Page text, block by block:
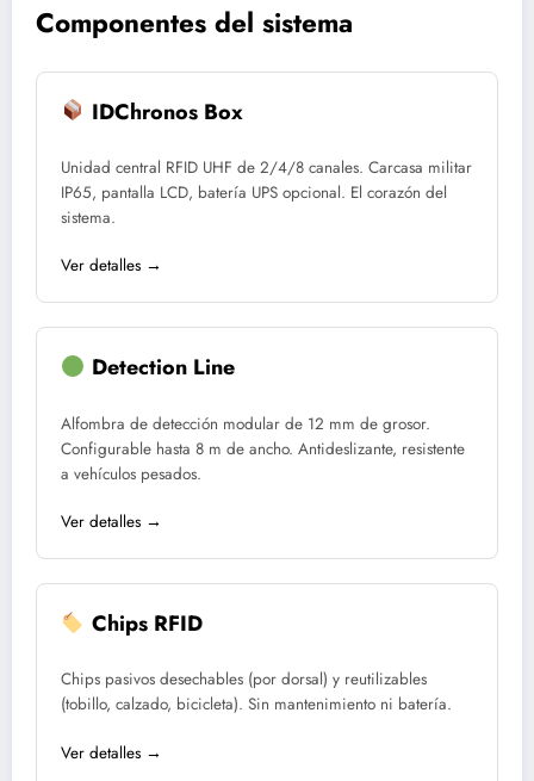
Componentes del sistema
IDChronos Box
Unidad central RFID UHF de 2/4/8 canales. Carcasa militar
IP65, pantalla LCD, batería UPS opcional. El corazón del
sistema.
Ver detalles →
Detection Line
Alfombra de detección modular de 12 mm de grosor.
Configurable hasta 8 m de ancho. Antideslizante, resistente
a vehículos pesados.
Ver detalles →
Chips RFID
Chips pasivos desechables (por dorsal) y reutilizables
(tobillo, calzado, bicicleta). Sin mantenimiento ni batería.
Ver detalles →